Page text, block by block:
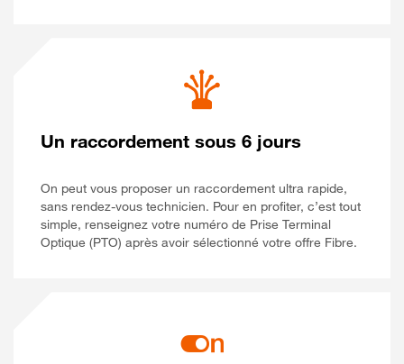
Un raccordement sous 6 jours
On peut vous proposer un raccordement ultra rapide,
sans rendez-vous technicien. Pour en profiter, c’est tout
simple, renseignez votre numéro de Prise Terminal
Optique (PTO) après avoir sélectionné votre offre Fibre.